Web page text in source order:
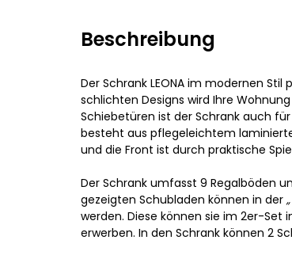
Beschreibung
Der Schrank LEONA im modernen Stil
schlichten Designs wird Ihre
Schiebetüren ist der Schrank auch
besteht aus pflegeleichtem
und die Front ist durch praktische
Der Schrank umfasst 9 Regalböden
gezeigten Schubladen können in der
werden. Diese können sie im 2er-Set
erwerben. In den Schrank können 2